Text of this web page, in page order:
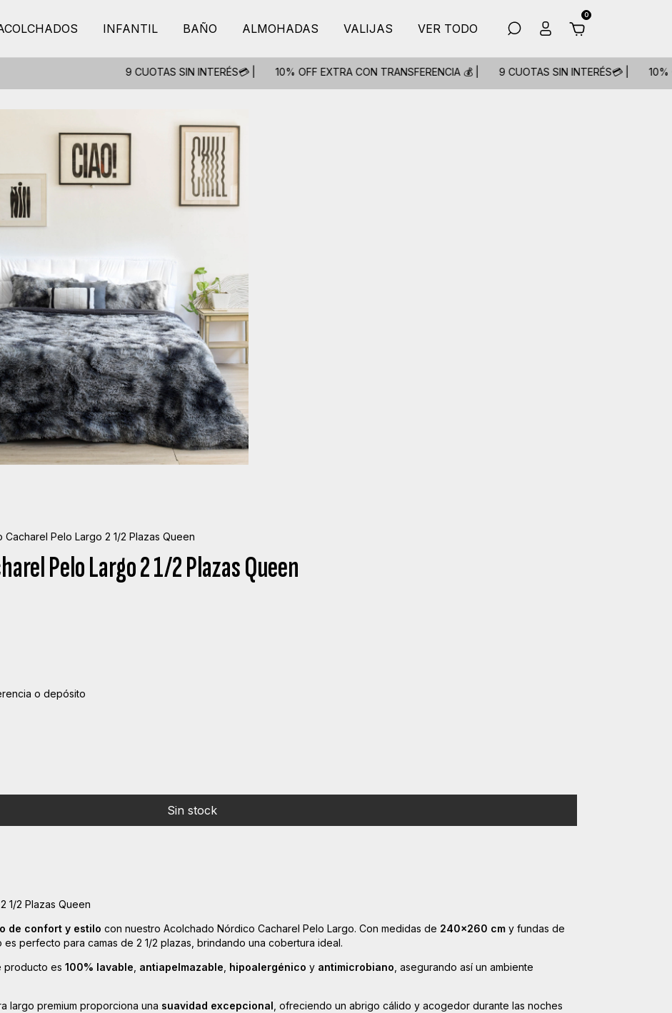
INFANTIL BAÑO ALMOHADAS VALIJAS VER TODO
0
9 CUOTAS SIN INTERÉS💳 | 10% OFF EXTRA CON TRANSFERENCIA 💰 | 9 CUOTAS SIN INTERÉS💳 | 10% OFF
Pelo Largo 2 1/2 Plazas Queen
Pelo Largo 2 1/2 Plazas Queen
o depósito
1/2 Plazas Queen
de confort y estilo con nuestro Acolchado Nórdico Cacharel Pelo Largo. Con medidas de 240x260 cm y fundas de
es perfecto para camas de 2 1/2 plazas, brindando una cobertura ideal.
producto es 100% lavable antiapelmazable hipoalergénico y antimicrobiano , asegurando así un ambiente
largo premium proporciona una suavidad excepcional , ofreciendo un abrigo cálido y acogedor durante las noches